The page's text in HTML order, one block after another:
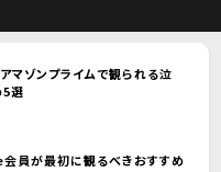
マゾンプライムで観られる泣
5選
が最初に観るべきおすすめ